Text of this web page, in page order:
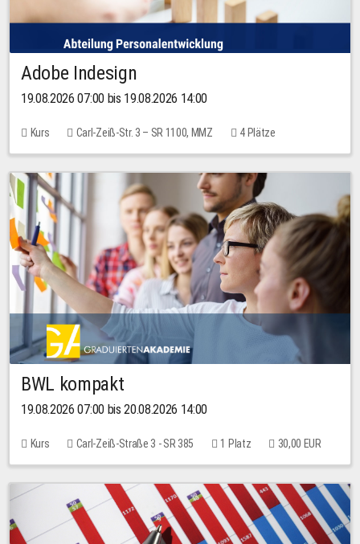
Adobe Indesign
19.08.2026 07:00 bis 19.08.2026 14:00
Kurs Carl-Zeiß-Str. 3 – SR 1100, MMZ 4 Plätze
BWL kompakt
19.08.2026 07:00 bis 20.08.2026 14:00
Kurs Carl-Zeiß-Straße 3 - SR 385 1 Platz 30,00 EUR